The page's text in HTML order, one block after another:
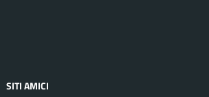
SITI AMICI